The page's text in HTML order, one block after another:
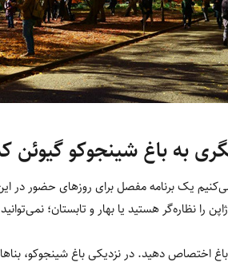
به باغ شینجوکو گیوئن
یک برنامه مفصل برای روزهای حضور در
را نظاره‌گر هستید یا بهار و تابستان؛
اختصاص دهید. در نزدیکی باغ شینجوکو،